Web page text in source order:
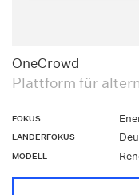
OneCrowd
Plattform für
FOKUS
LÄNDERFOKUS
MODELL